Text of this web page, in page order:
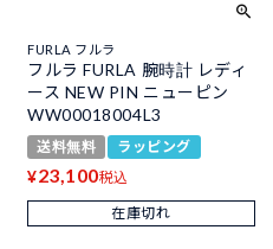
FURLA フルラ
フルラ FURLA 腕時計 レディ
ース NEW PIN ニューピン
WW00018004L3
送料無料 ラッピング
¥23,100税込
在庫切れ